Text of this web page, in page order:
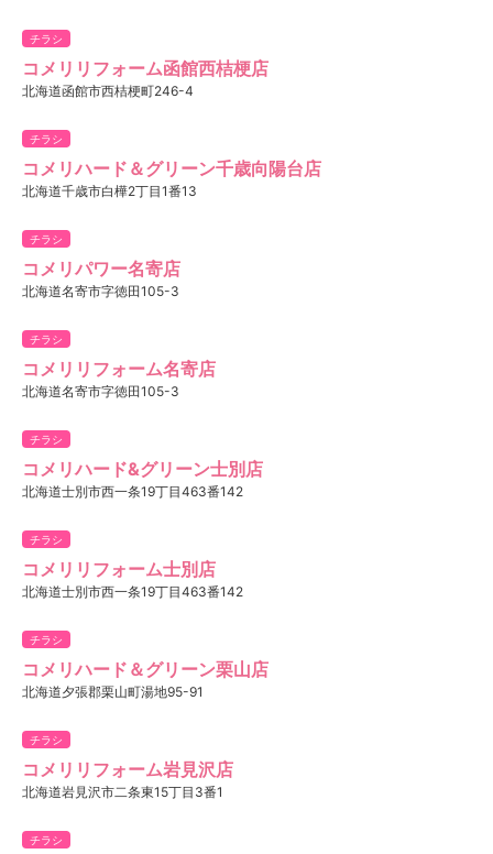
チラシ
コメリリフォーム函館西桔梗店
北海道函館市西桔梗町246-4
チラシ
コメリハード＆グリーン千歳向陽台店
北海道千歳市白樺2丁目1番13
チラシ
コメリパワー名寄店
北海道名寄市字徳田105-3
チラシ
コメリリフォーム名寄店
北海道名寄市字徳田105-3
チラシ
コメリハード&グリーン士別店
北海道士別市西一条19丁目463番142
チラシ
コメリリフォーム士別店
北海道士別市西一条19丁目463番142
チラシ
コメリハード＆グリーン栗山店
北海道夕張郡栗山町湯地95-91
チラシ
コメリリフォーム岩見沢店
北海道岩見沢市二条東15丁目3番1
チラシ